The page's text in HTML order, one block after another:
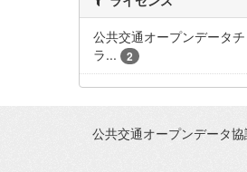
公共交通オープンデータ
ラ...
2
公共交通オープンデータ